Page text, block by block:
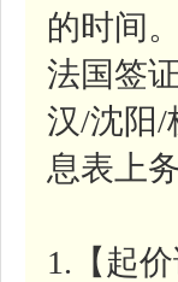
的时间
法国签
汉/沈阳/
息表上
1.【起